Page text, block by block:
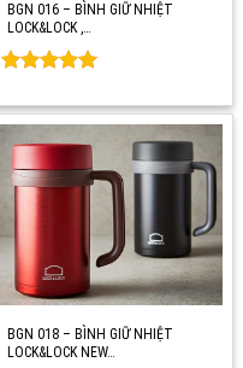
BGN 016 – BÌNH GIỮ NHIỆT
LOCK&LOCK ,…
out of 5
BGN 018 – BÌNH GIỮ NHIỆT
LOCK&LOCK NEW…